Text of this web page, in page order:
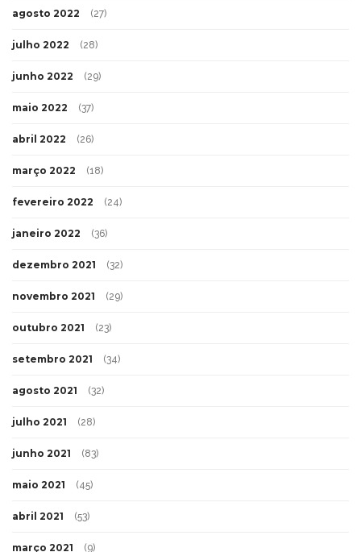
agosto 2022 (27)
julho 2022 (28)
junho 2022 (29)
maio 2022 (37)
abril 2022 (26)
março 2022 (18)
fevereiro 2022 (24)
janeiro 2022 (36)
dezembro 2021 (32)
novembro 2021 (29)
outubro 2021 (23)
setembro 2021 (34)
agosto 2021 (32)
julho 2021 (28)
junho 2021 (83)
maio 2021 (45)
abril 2021 (53)
março 2021 (9)